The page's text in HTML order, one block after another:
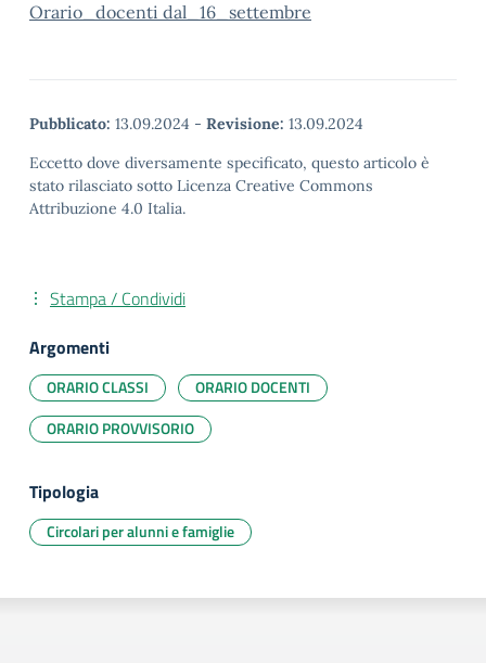
Orario_docenti dal_16_settembre
Pubblicato: 13.09.2024 - Revisione: 13.09.2024
Eccetto dove diversamente specificato, questo articolo è
stato rilasciato sotto Licenza Creative Commons
Attribuzione 4.0 Italia.
Stampa / Condividi
Argomenti
ORARIO CLASSI
ORARIO DOCENTI
ORARIO PROVVISORIO
Tipologia
Circolari per alunni e famiglie